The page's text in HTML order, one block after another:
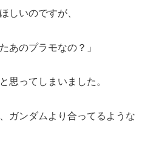
しいのですが、
あのプラモなの？」
思ってしまいました。
ガンダムより合ってるような